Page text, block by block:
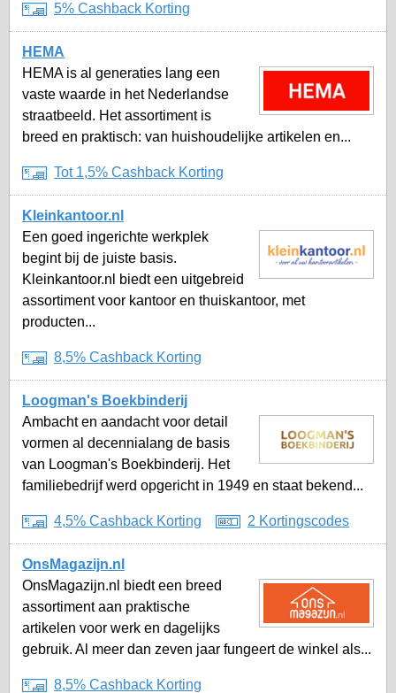
5% Cashback Korting
HEMA
HEMA is al generaties lang een
vaste waarde in het Nederlandse
straatbeeld. Het assortiment is
breed en praktisch: van huishoudelijke artikelen en...
Tot 1,5% Cashback Korting
Kleinkantoor.nl
Een goed ingerichte werkplek
begint bij de juiste basis.
Kleinkantoor.nl biedt een uitgebreid
assortiment voor kantoor en thuiskantoor, met
producten...
8,5% Cashback Korting
Loogman's Boekbinderij
Ambacht en aandacht voor detail
vormen al decennialang de basis
van Loogman's Boekbinderij. Het
familiebedrijf werd opgericht in 1949 en staat bekend...
4,5% Cashback Korting 2 Kortingscodes
OnsMagazijn.nl
OnsMagazijn.nl biedt een breed
assortiment aan praktische
artikelen voor werk en dagelijks
gebruik. Al meer dan zeven jaar fungeert de winkel als...
8,5% Cashback Korting